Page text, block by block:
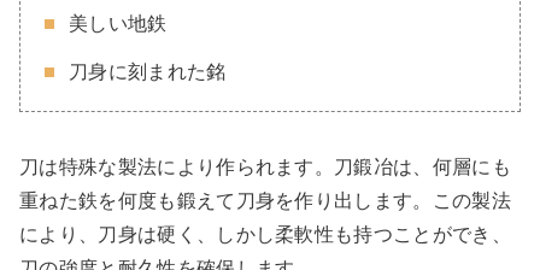
美しい地鉄
刀身に刻まれた銘
刀は特殊な製法により作られます。刀鍛冶は、何層にも
重ねた鉄を何度も鍛えて刀身を作り出します。この製法
により、刀身は硬く、しかし柔軟性も持つことができ、